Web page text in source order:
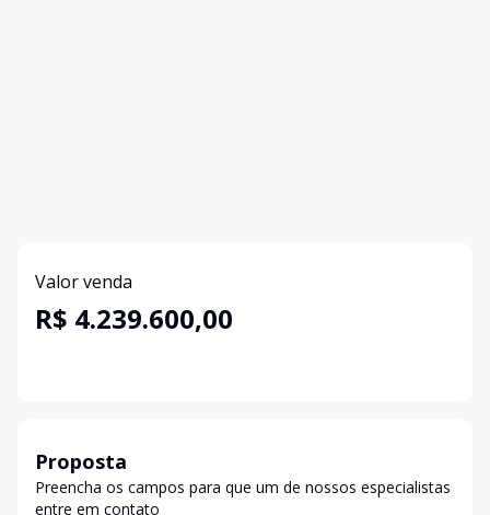
Valor venda
R$ 4.239.600,00
Proposta
Preencha os campos para que um de nossos especialistas
entre em contato